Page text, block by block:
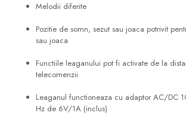
Melodii diferite
Pozitie de somn, sezut sau joaca potrivit
sau joaca
Functiile leaganului pot fi activate de la
telecomenzii
Leaganul functioneaza cu adaptor AC/DC
Hz de 6V/1A (inclus)